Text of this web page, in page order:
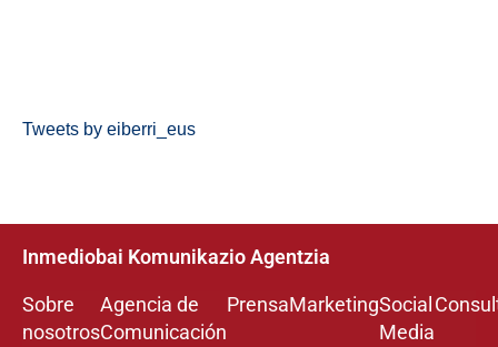
Tweets by eiberri_eus
Inmediobai Komunikazio Agentzia
Sobre
nosotros
Agencia de
Comunicación
PrensaMarketingSocial
Media